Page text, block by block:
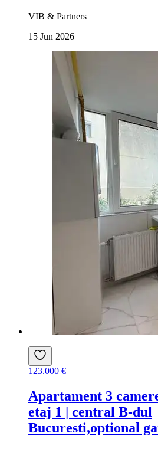
VIB & Partners
15 Jun 2026
123.000 €
Apartament 3
etaj 1 | central B-dul
Bucuresti,optional